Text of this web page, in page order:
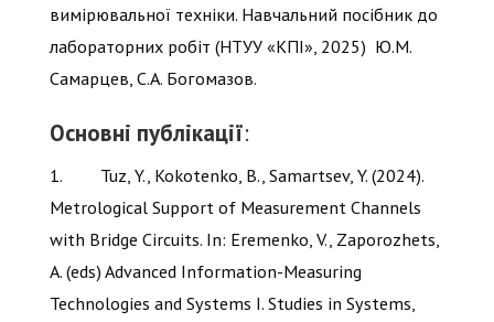
вимірювальної техніки. Навчальний посібник до
лабораторних робіт (НТУУ «КПІ», 2025) Ю.М.
Самарцев, С.А. Богомазов.
Основні публікації:
1. Tuz, Y., Kokotenko, B., Samartsev, Y. (2024).
Metrological Support of Measurement Channels
with Bridge Circuits. In: Eremenko, V., Zaporozhets,
A. (eds) Advanced Information-Measuring
Technologies and Systems I. Studies in Systems,